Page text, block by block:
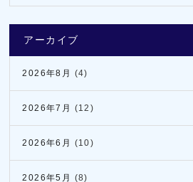
アーカイブ
2026年8月 (4)
2026年7月 (12)
2026年6月 (10)
2026年5月 (8)